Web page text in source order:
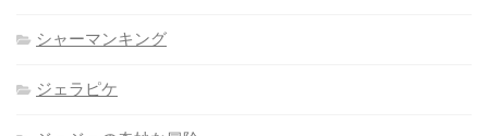
シャーマンキング
ジェラピケ